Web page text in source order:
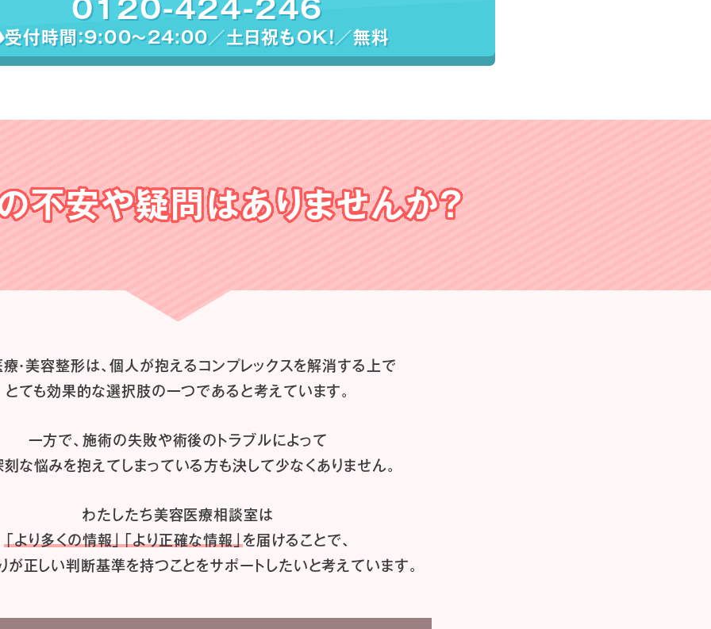
0120-424-246
受付時間：9:00〜24:00／土日祝もOK！／無料
不安や疑問はありませんか？
・美容整形は、個人が抱えるコンプレックスを解消する上で
とても効果的な選択肢の一つであると考えています。
一方で、施術の失敗や術後のトラブルによって
な悩みを抱えてしまっている方も決して少なくありません。
わたしたち美容医療相談室は
「より多くの情報」「より正確な情報」を届けることで、
が正しい判断基準を持つことをサポートしたいと考えています。